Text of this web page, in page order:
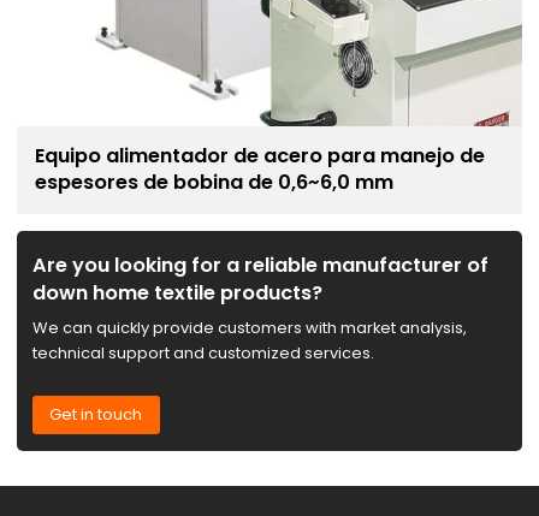
Equipo alimentador de acero para manejo de
espesores de bobina de 0,6~6,0 mm
Are you looking for a reliable manufacturer of
down home textile products?
We can quickly provide customers with market analysis,
technical support and customized services.
Get in touch